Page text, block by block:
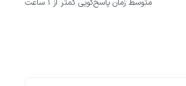
متوسط زمان پاسخ‌گویی کمتر از 1 ساعت